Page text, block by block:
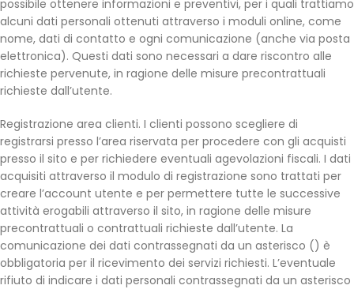
possibile ottenere informazioni e preventivi, per i quali trattiamo
alcuni dati personali ottenuti attraverso i moduli online, come
nome, dati di contatto e ogni comunicazione (anche via posta
elettronica). Questi dati sono necessari a dare riscontro alle
richieste pervenute, in ragione delle misure precontrattuali
richieste dall’utente.
Registrazione area clienti. I clienti possono scegliere di
registrarsi presso l’area riservata per procedere con gli acquisti
presso il sito e per richiedere eventuali agevolazioni fiscali. I dati
acquisiti attraverso il modulo di registrazione sono trattati per
creare l’account utente e per permettere tutte le successive
attività erogabili attraverso il sito, in ragione delle misure
precontrattuali o contrattuali richieste dall’utente. La
comunicazione dei dati contrassegnati da un asterisco () è
obbligatoria per il ricevimento dei servizi richiesti. L’eventuale
rifiuto di indicare i dati personali contrassegnati da un asterisco